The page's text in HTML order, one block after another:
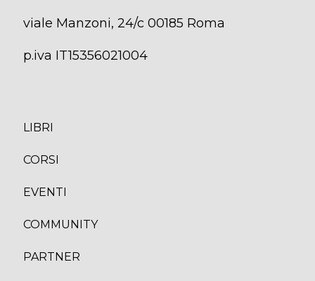
viale Manzoni, 24/c 00185 Roma
p.iva IT15356021004
LIBRI
CORSI
EVENTI
COMMUNITY
PARTNER